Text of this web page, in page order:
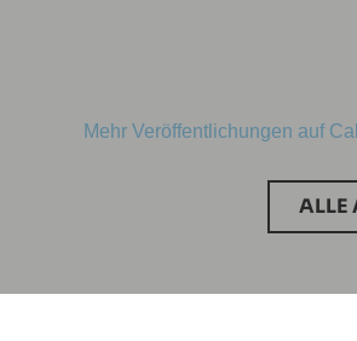
Mehr Veröffentlichungen auf
ALLE